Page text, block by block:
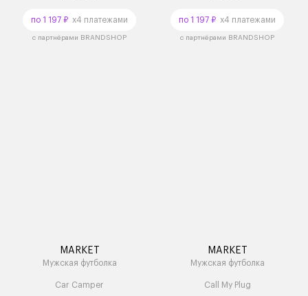
по 1 197 ₽ x4 платежами
с партнёрами BRANDSHOP
по 1 197 ₽ x4 платежами
с партнёрами BRANDSHOP
MARKET
Мужская футболка
Car Camper
MARKET
Мужская футболка
Call My Plug